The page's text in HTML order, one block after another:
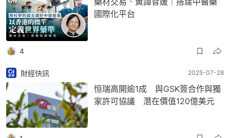
國際化平台
4
財經快訊 2025-07-28
恒瑞高開逾1成 與GSK簽合作與獨
家許可協議 潛在價值120億美元